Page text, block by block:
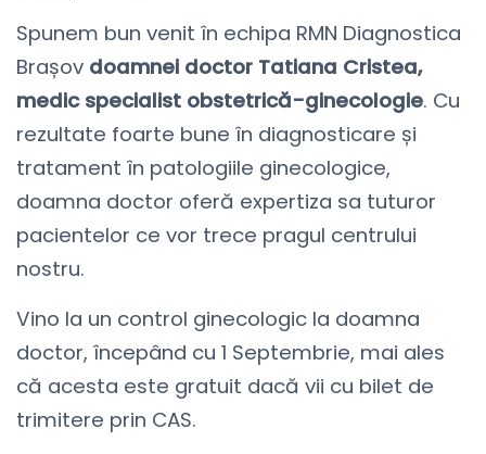
Spunem bun venit în echipa RMN Diagnostica
Brașov doamnei doctor Tatiana Cristea,
medic specialist obstetrică-ginecologie. Cu
rezultate foarte bune în diagnosticare și
tratament în patologiile ginecologice,
doamna doctor oferă expertiza sa tuturor
pacientelor ce vor trece pragul centrului
nostru.
Vino la un control ginecologic la doamna
doctor, începând cu 1 Septembrie, mai ales
că acesta este gratuit dacă vii cu bilet de
trimitere prin CAS.